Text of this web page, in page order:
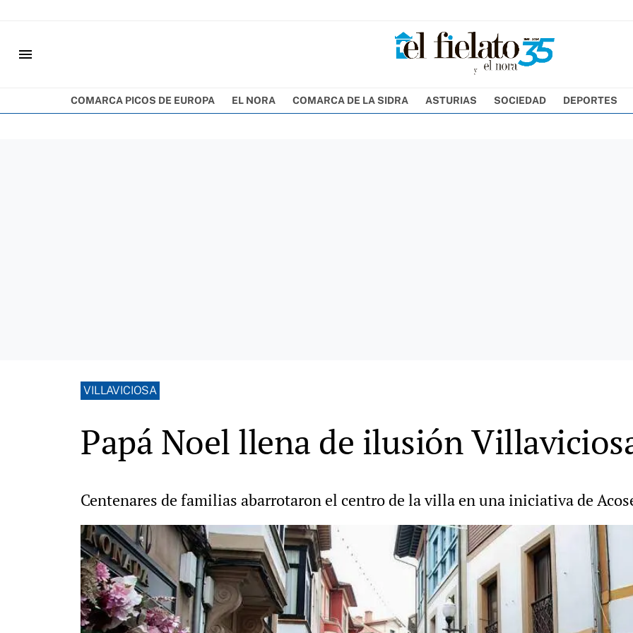
menu
COMARCA PICOS DE EUROPA EL NORA COMARCA DE LA SIDRA ASTURIAS SOCIEDAD DEPORTES
VILLAVICIOSA
Papá Noel llena de ilusión
Centenares de familias abarrotaron el centro de la villa en una iniciativa de